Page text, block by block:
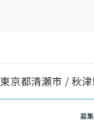
京都清瀬市 / 秋
募